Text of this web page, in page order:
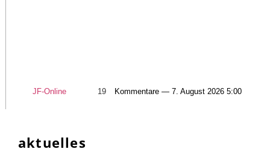
JF-Online 19 Kommentare — 7. August 2026 5:00
aktuelles